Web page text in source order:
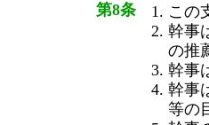
第8条
この
幹事
の推
幹事
幹事
等の